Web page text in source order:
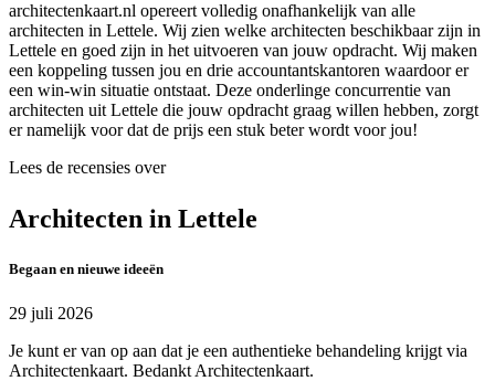
architectenkaart.nl opereert volledig onafhankelijk van alle
architecten in Lettele. Wij zien welke architecten beschikbaar zijn in
Lettele en goed zijn in het uitvoeren van jouw opdracht. Wij maken
een koppeling tussen jou en drie accountantskantoren waardoor er
een win-win situatie ontstaat. Deze onderlinge concurrentie van
architecten uit Lettele die jouw opdracht graag willen hebben, zorgt
er namelijk voor dat de prijs een stuk beter wordt voor jou!
Lees de recensies over
Architecten in Lettele
Begaan en nieuwe ideeën
29 juli 2026
Je kunt er van op aan dat je een authentieke behandeling krijgt via
Architectenkaart. Bedankt Architectenkaart.